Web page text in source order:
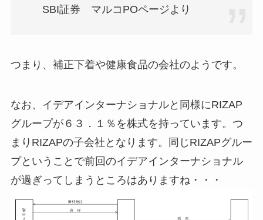
SBI証券 マルコPOページより
つまり、補正下着や健康食品の会社のようです。
なお、イデアインターナショナルと同様にRIZAP
グループが６３．１％を株式を持っています。つ
まりRIZAPの子会社となります。同じRIZAPグルー
プということで前回のイデアインターナショナル
が過ぎってしまうところはありますね・・・